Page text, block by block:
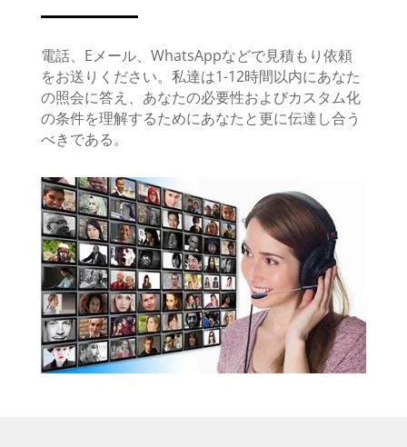
電話、Eメール、WhatsAppなどで見積もり依頼
をお送りください。私達は1-12時間以内にあなた
の照会に答え、あなたの必要性およびカスタム化
の条件を理解するためにあなたと更に伝達し合う
べきである。